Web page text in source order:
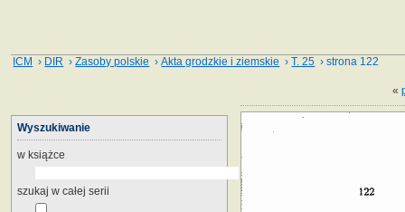
ICM › DIR ›Zasoby polskie ›Akta grodzkie i ziemskie ›T. 25 › strona 122
«
Wyszukiwanie
w książce
szukaj w całej serii